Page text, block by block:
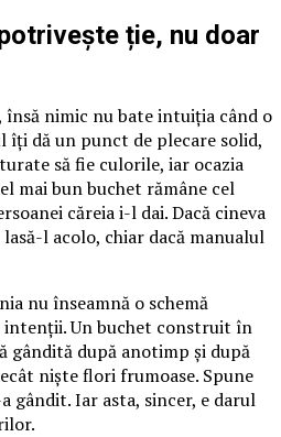
ție, nu doar
însă nimic nu bate intuiția când o
îți dă un punct de plecare solid,
să fie culorile, iar ocazia
mai bun buchet rămâne cel
căreia i-l dai. Dacă cineva
l acolo, chiar dacă manualul
nu înseamnă o schemă
intenții. Un buchet construit în
gândită după anotimp și după
niște flori frumoase. Spune
gândit. Iar asta, sincer, e darul